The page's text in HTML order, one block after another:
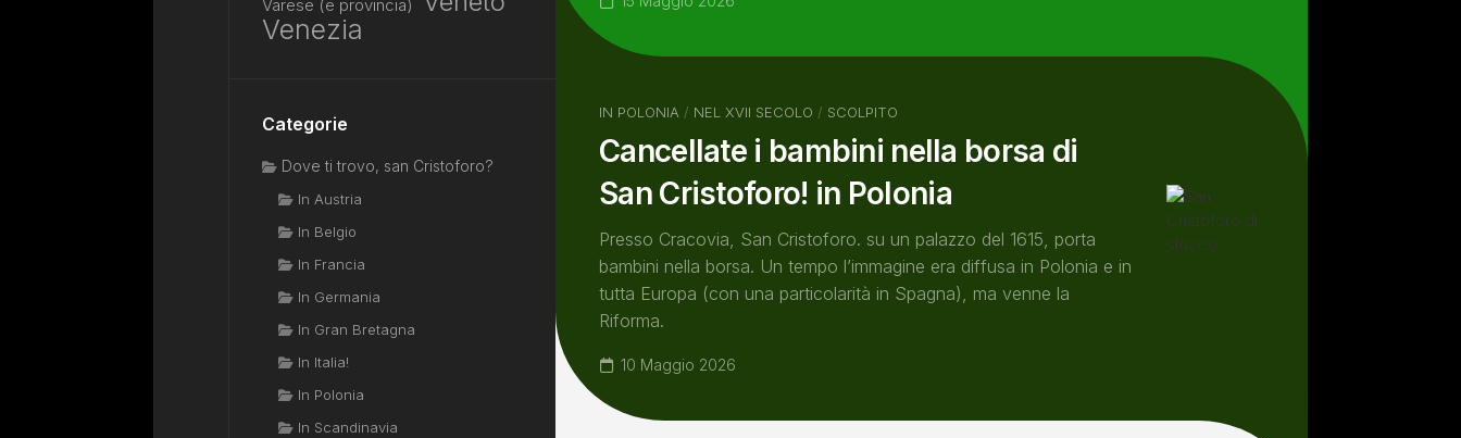
IN POLONIA / NEL XVII SECOLO / SCOLPITO
Cancellate i bambini nella borsa di
San Cristoforo! in Polonia
Presso Cracovia, San Cristoforo. su un palazzo del 1615, porta
bambini nella borsa. Un tempo l’immagine era diffusa in Polonia e in
tutta Europa (con una particolarità in Spagna), ma venne la
Riforma.
10 Maggio 2026
Varese (e provincia)
Venezia
Categorie
Dove ti trovo, san Cristoforo?
In Austria
In Belgio
In Francia
In Germania
In Gran Bretagna
In Italia!
In Polonia
In Scandinavia